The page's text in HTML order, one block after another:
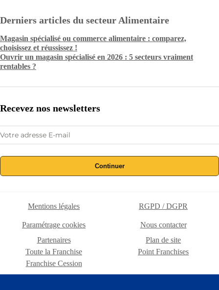
Derniers articles du secteur Alimentaire
Magasin spécialisé ou commerce alimentaire : comparez,
choisissez et réussissez !
Ouvrir un magasin spécialisé en 2026 : 5 secteurs vraiment
rentables ?
Recevez nos newsletters
Continuer
Mentions légales RGPD / DGPR
Paramétrage cookies
Nous contacter
Partenaires
Plan de site
Toute la Franchise
Point Franchises
Franchise Cession